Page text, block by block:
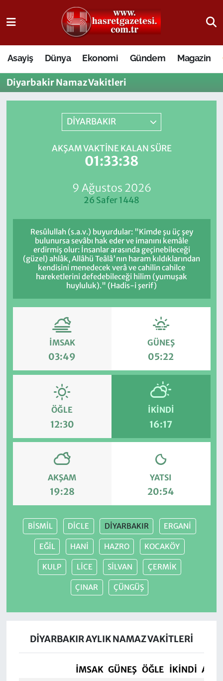
Asayiş Dünya Ekonomi Gündem Magazin
Diyarbakir Namaz Vakitleri
DİYARBAKIR
AKŞAM VAKTINE KALAN SÜRE
01:33:38
9 Ağustos 2026
26 Safer 1448
Resûlullah (s.a.v.) buyurdular: "Kimde şu üç şey
bulunursa sevâbı hak eder ve imanını kemâle
erdirmiş olur: İnsanlar arasında geçinebileceği
(güzel) ahlâk, Allâhü Teâlâ'nın haram kıldıklarından
kendisini menedecek verâ ve cahilin cahilce
hareketlerini defedebileceği hilim (yumuşak
huyluluk)." (Hadis-i şerif)
İMSAK
03:49
GÜNEŞ
05:22
ÖĞLE
12:30
İKINDI
16:17
AKŞAM
19:28
YATSI
20:54
BİSMİL DİCLE DİYARBAKIR ERGANİ
EĞİL HANİ HAZRO KOCAKÖY
KULP LİCE SİLVAN ÇERMİK
ÇINAR ÇÜNGÜŞ
DİYARBAKIR AYLIK NAMAZ VAKITLERI
İMSAK GÜNEŞ ÖĞLE İKINDI
Osmaniye Nöbetçi Eczaneler
Osmaniye Hava Durumu
Osmaniye Trafik Yoğunluk Haritası
Süper Lig Puan Durumu ve Fikstür
Son Dakika Haberleri
Haber Arşivi